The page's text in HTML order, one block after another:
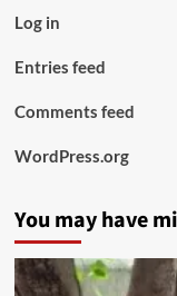
Log in
Entries feed
Comments feed
WordPress.org
You may have